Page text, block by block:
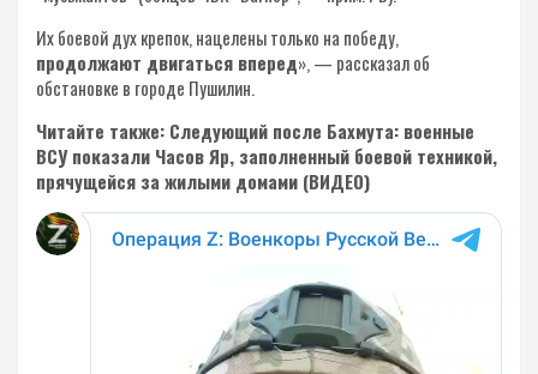
Их боевой дух крепок, нацелены только на победу,
продолжают двигаться вперед», — рассказал об
обстановке в городе Пушилин.
Читайте также: Следующий после Бахмута: военные
ВСУ показали Часов Яр, заполненный боевой техникой,
прячущейся за жилыми домами (ВИДЕО)